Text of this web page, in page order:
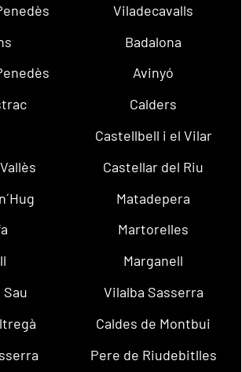
Viladecavalls
Badalona
Avinyó
Calders
Castellbell i el Vilar
Castellar del Riu
Matadepera
Martorelles
Marganell
Vilalba Sasserra
Caldes de Montbui
Pere de Riudebitlles